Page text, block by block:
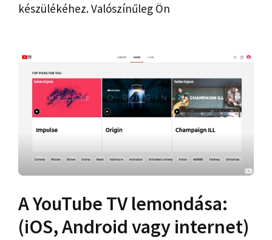
készülékéhez. Valószínűleg Ön
A YouTube TV lemondása:
(iOS, Android vagy internet)